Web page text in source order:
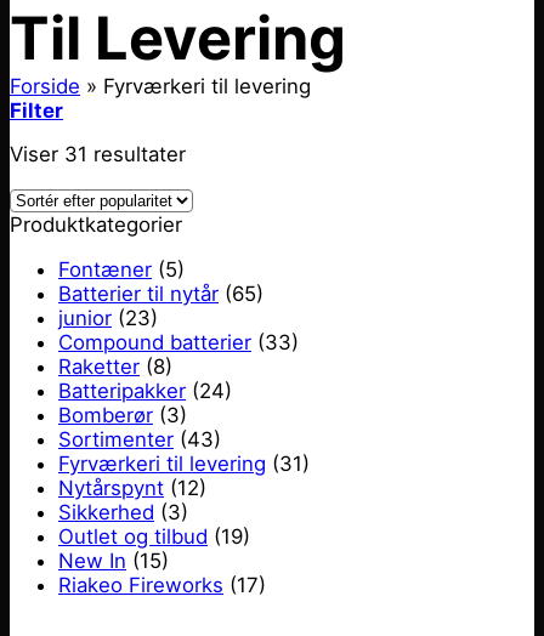
Til Levering
Forside » Fyrværkeri til levering
Filter
Viser 31 resultaterSorteret
pris:
Produktkategorier
Fontæner (5)
Batterier til nytår (65)
junior (23)
Compound batterier (33)
Raketter (8)
Batteripakker (24)
Bomberør (3)
Sortimenter (43)
Fyrværkeri til levering (31)
Nytårspynt (12)
Sikkerhed (3)
Outlet og tilbud (19)
New In (15)
Riakeo Fireworks (17)